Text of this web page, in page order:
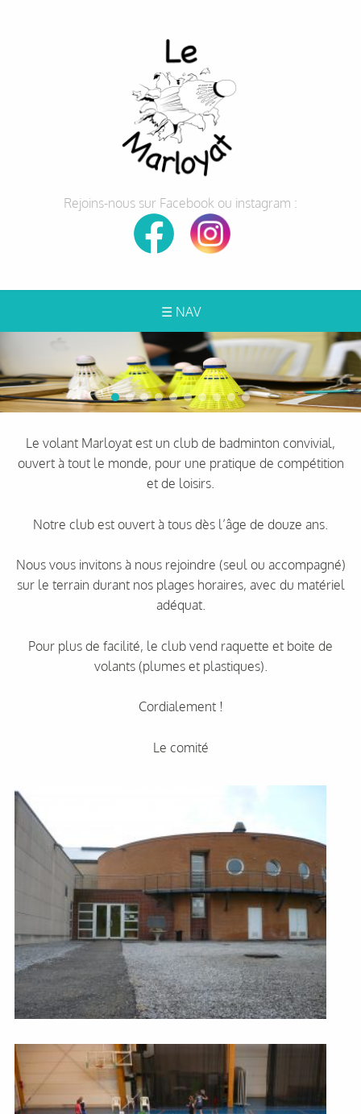
Rejoins-nous sur Facebook ou instagram :
☰ NAV
Le volant Marloyat est un club de badminton convivial,
ouvert à tout le monde, pour une pratique de compétition
et de loisirs.
Notre club est ouvert à tous dès l’âge de douze ans.
Nous vous invitons à nous rejoindre (seul ou accompagné)
sur le terrain durant nos plages horaires, avec du matériel
adéquat.
Pour plus de facilité, le club vend raquette et boite de
volants (plumes et plastiques).
Cordialement !
Le comité